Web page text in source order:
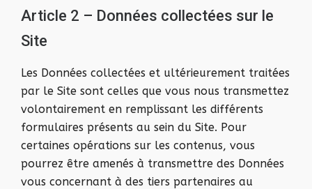
Article 2 – Données collectées sur le
Site
Les Données collectées et ultérieurement traitées
par le Site sont celles que vous nous transmettez
volontairement en remplissant les différents
formulaires présents au sein du Site. Pour
certaines opérations sur les contenus, vous
pourrez être amenés à transmettre des Données
vous concernant à des tiers partenaires au